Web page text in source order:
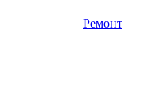
Ремонт